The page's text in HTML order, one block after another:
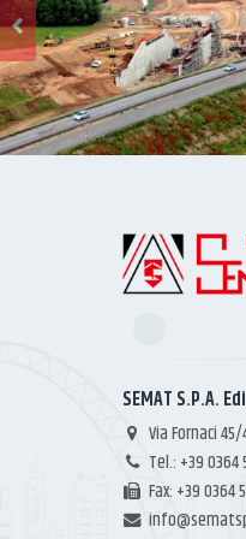
SEMAT S.P.A.
Via Fornaci
Tel.: +39 0364
Fax: +39 0364